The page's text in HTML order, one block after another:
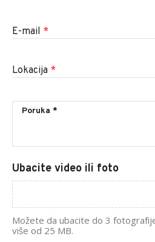
E-mail *
Lokacija *
Ubacite video ili foto
Možete da ubacite do 3
više od 25 MB.